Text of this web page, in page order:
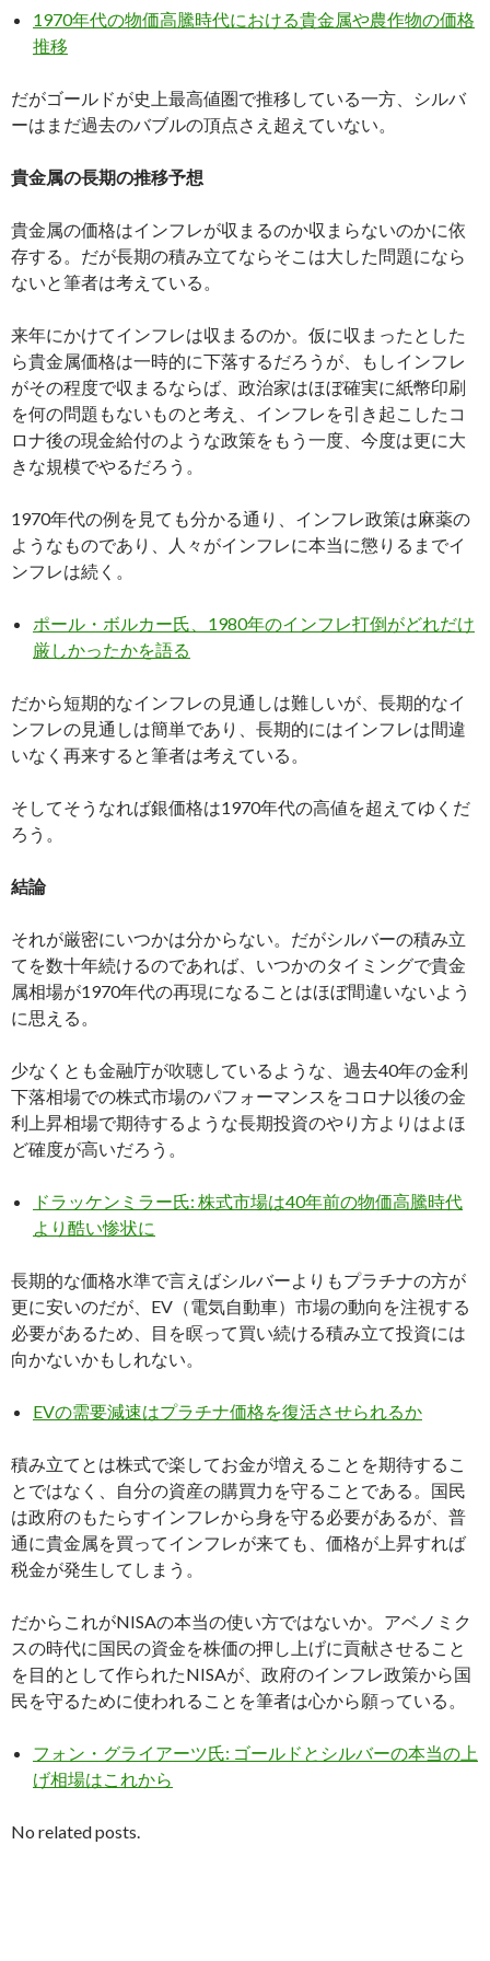
1970年代の物価高騰時代における貴金属や農作物の価格
推移
だがゴールドが史上最高値圏で推移している一方、シルバ
ーはまだ過去のバブルの頂点さえ超えていない。
貴金属の長期の推移予想
貴金属の価格はインフレが収まるのか収まらないのかに依
存する。だが長期の積み立てならそこは大した問題になら
ないと筆者は考えている。
来年にかけてインフレは収まるのか。仮に収まったとした
ら貴金属価格は一時的に下落するだろうが、もしインフレ
がその程度で収まるならば、政治家はほぼ確実に紙幣印刷
を何の問題もないものと考え、インフレを引き起こしたコ
ロナ後の現金給付のような政策をもう一度、今度は更に大
きな規模でやるだろう。
1970年代の例を見ても分かる通り、インフレ政策は麻薬の
ようなものであり、人々がインフレに本当に懲りるまでイ
ンフレは続く。
ポール・ボルカー氏、1980年のインフレ打倒がどれだけ
厳しかったかを語る
だから短期的なインフレの見通しは難しいが、長期的なイ
ンフレの見通しは簡単であり、長期的にはインフレは間違
いなく再来すると筆者は考えている。
そしてそうなれば銀価格は1970年代の高値を超えてゆくだ
ろう。
結論
それが厳密にいつかは分からない。だがシルバーの積み立
てを数十年続けるのであれば、いつかのタイミングで貴金
属相場が1970年代の再現になることはほぼ間違いないよう
に思える。
少なくとも金融庁が吹聴しているような、過去40年の金利
下落相場での株式市場のパフォーマンスをコロナ以後の金
利上昇相場で期待するような長期投資のやり方よりはよほ
ど確度が高いだろう。
ドラッケンミラー氏: 株式市場は40年前の物価高騰時代
より酷い惨状に
長期的な価格水準で言えばシルバーよりもプラチナの方が
更に安いのだが、EV（電気自動車）市場の動向を注視する
必要があるため、目を瞑って買い続ける積み立て投資には
向かないかもしれない。
EVの需要減速はプラチナ価格を復活させられるか
積み立てとは株式で楽してお金が増えることを期待するこ
とではなく、自分の資産の購買力を守ることである。国民
は政府のもたらすインフレから身を守る必要があるが、普
通に貴金属を買ってインフレが来ても、価格が上昇すれば
税金が発生してしまう。
だからこれがNISAの本当の使い方ではないか。アベノミク
スの時代に国民の資金を株価の押し上げに貢献させること
を目的として作られたNISAが、政府のインフレ政策から国
民を守るために使われることを筆者は心から願っている。
フォン・グライアーツ氏: ゴールドとシルバーの本当の上
げ相場はこれから
No related posts.